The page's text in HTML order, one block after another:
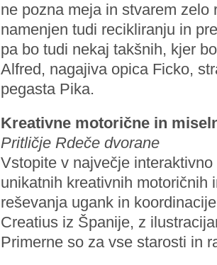
ne pozna meja in stvarem
namenjen tudi recikliranju in
pa bo tudi nekaj takšnih, kjer
Alfred, nagajiva opica Ficko,
pegasta Pika.
Kreativne motorične in
Pritličje Rdeče dvorane
Vstopite v največje
unikatnih kreativnih motoričnih
reševanja ugank in
Creatius iz Španije, z
Primerne so za vse starosti in